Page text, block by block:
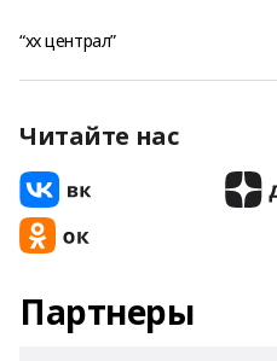
“xx централ”
Читайте нас
Партнеры